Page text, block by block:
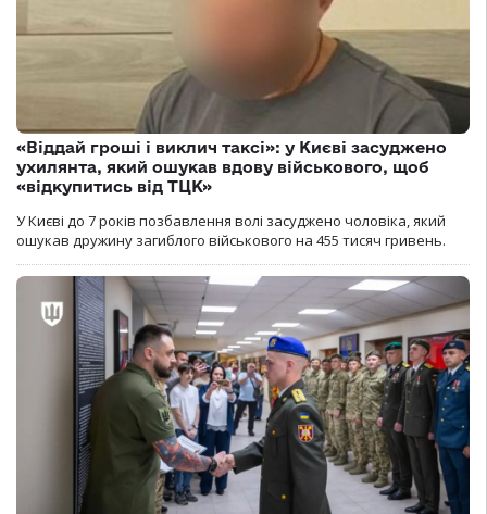
«Віддай гроші і виклич таксі»: у Києві засуджено
ухилянта, який ошукав вдову військового, щоб
«відкупитись від ТЦК»
У Києві до 7 років позбавлення волі засуджено чоловіка, який
ошукав дружину загиблого військового на 455 тисяч гривень.